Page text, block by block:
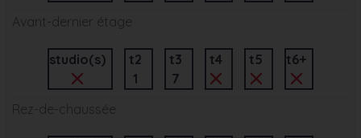
Avant-dernier étage
studio(s)
t2
1
t3
7
t4 t5 t6+
Rez-de-chaussée